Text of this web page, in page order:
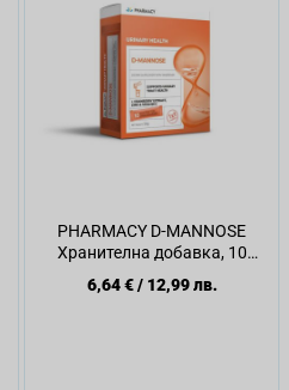
PHARMACY D-MANNOSE
Хранителна добавка, 10
сашета
6,64 €/ 12,99 лв.